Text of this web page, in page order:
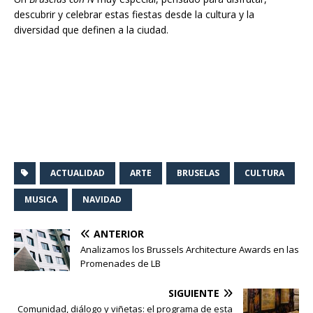
descubrir y celebrar estas fiestas desde la cultura y la
diversidad que definen a la ciudad.
ACTUALIDAD ARTE BRUSELAS CULTURA
MUSICA NAVIDAD
ANTERIOR
Analizamos los Brussels Architecture Awards en las
Promenades de LB
SIGUIENTE
Comunidad, diálogo y viñetas: el programa de esta